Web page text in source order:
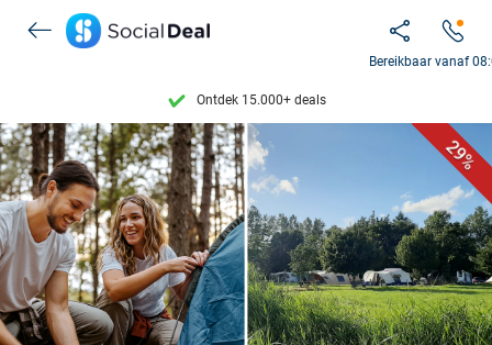
Ontdek 15.000+ deals
7 dagen per week beschikbaar
10+ miljoen leden
9,4 op basis van206.128 reviews
Ontdek 15.000+ deals
7 dagen per week beschikbaar
Bereikbaar vanaf
29%